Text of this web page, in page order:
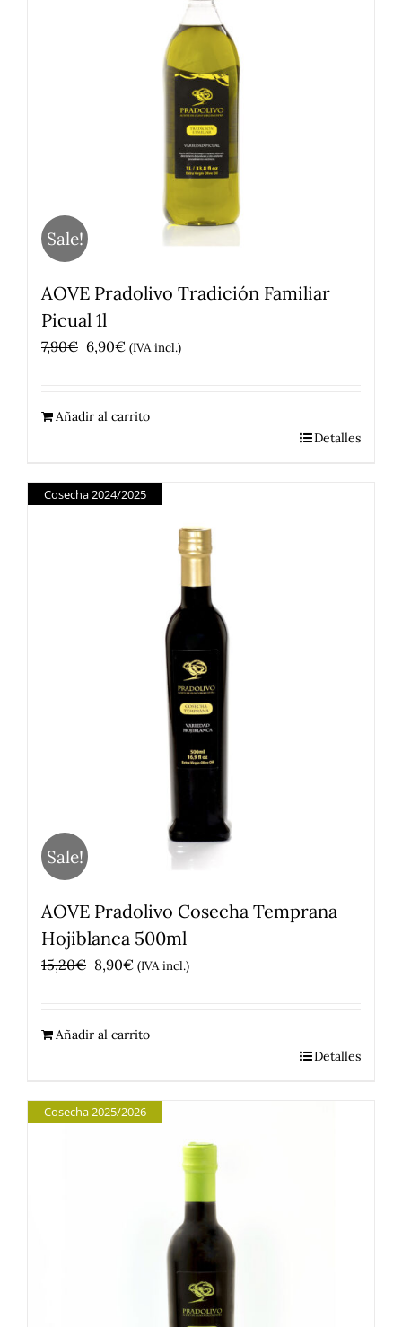
Sale!
AOVE Pradolivo Tradición Familiar
Picual 1l
7,90€ El
era:
6,90€El
es:
(IVA incl.)
Añadir al carrito
Detalles
Sale!
Cosecha 2024/2025
AOVE Pradolivo Cosecha Temprana
Hojiblanca 500ml
15,20€ El
era:
8,90€El
es:
(IVA incl.)
Añadir al carrito
Detalles
Cosecha 2025/2026